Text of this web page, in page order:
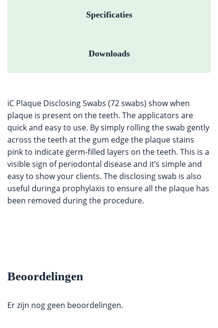
Specificaties
Downloads
iC Plaque Disclosing Swabs (72 swabs) show when
plaque is present on the teeth. The applicators are
quick and easy to use. By simply rolling the swab gently
across the teeth at the gum edge the plaque stains
pink to indicate germ-filled layers on the teeth. This is a
visible sign of periodontal disease and it’s simple and
easy to show your clients. The disclosing swab is also
useful duringa prophylaxis to ensure all the plaque has
been removed during the procedure.
Beoordelingen
Er zijn nog geen beoordelingen.